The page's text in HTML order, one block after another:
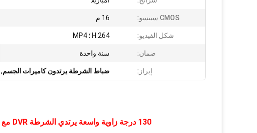
CMOS سينسو: 16 م
شكل الفيديو: H.264 ؛ MP4
ضمان: سنة واحدة
إبراز: ضباط الشرطة يرتدون كاميرات الجسم,
130 درجة زاوية واسعة يرتدي الشرطة DVR مع شاشة 2 بوصة ورؤية ليلية بالأشعة تحت الحمراء